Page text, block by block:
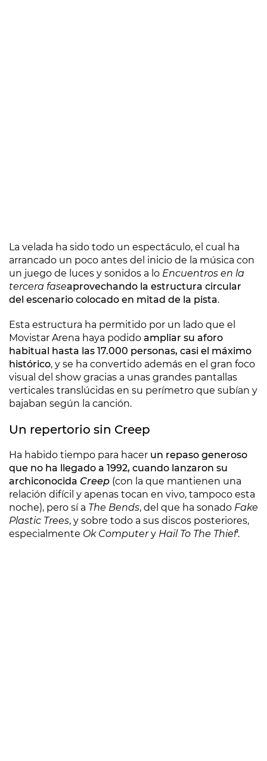
La velada ha sido todo un espectáculo, el cual ha
arrancado un poco antes del inicio de la música con
un juego de luces y sonidos a lo Encuentros en la
tercera faseaprovechando la estructura circular
del escenario colocado en mitad de la pista.
Esta estructura ha permitido por un lado que el
Movistar Arena haya podido ampliar su aforo
habitual hasta las 17.000 personas, casi el máximo
histórico, y se ha convertido además en el gran foco
visual del show gracias a unas grandes pantallas
verticales translúcidas en su perímetro que subían y
bajaban según la canción.
Un repertorio sin Creep
Ha habido tiempo para hacer un repaso generoso
que no ha llegado a 1992, cuando lanzaron su
archiconocida Creep (con la que mantienen una
relación difícil y apenas tocan en vivo, tampoco esta
noche), pero sí a The Bends, del que ha sonado Fake
Plastic Trees, y sobre todo a sus discos posteriores,
especialmente Ok Computery Hail To The Thief'.